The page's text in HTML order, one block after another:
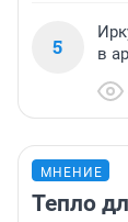
5
в
МНЕНИЕ
Тепло